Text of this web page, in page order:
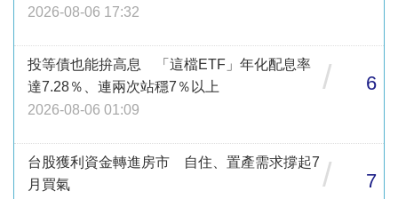
2026-08-06 17:32
投等債也能拚高息 「這檔ETF」年化配息率
達7.28％、連兩次站穩7％以上
2026-08-06 01:09
/ 6
台股獲利資金轉進房市 自住、置產需求撐起7
月買氣
/ 7